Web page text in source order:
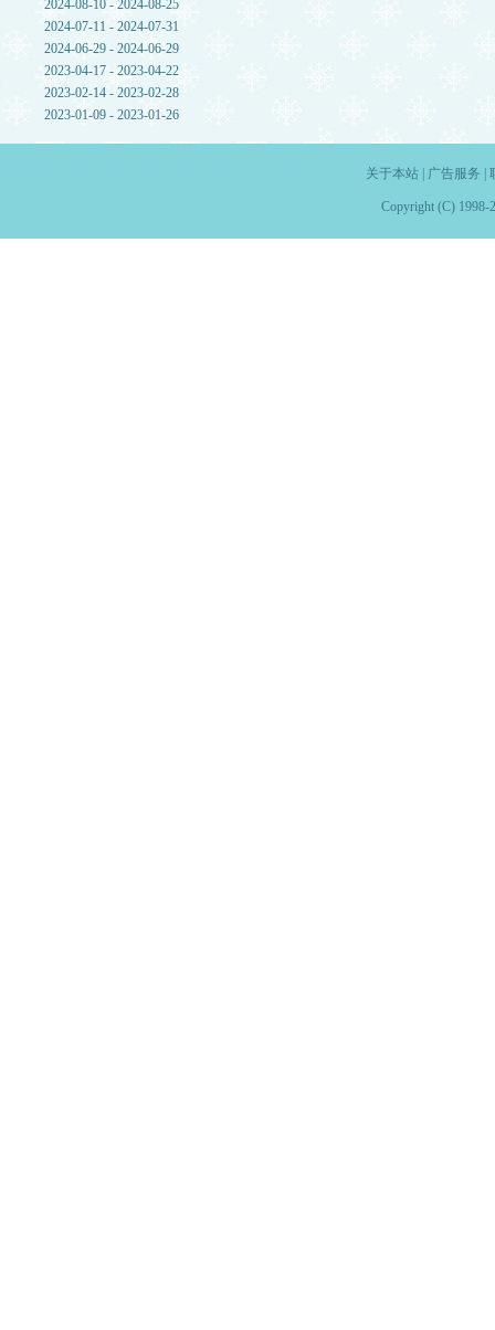
2024-08-10 - 2024-08-25
2024-07-11 - 2024-07-31
2024-06-29 - 2024-06-29
2023-04-17 - 2023-04-22
2023-02-14 - 2023-02-28
2023-01-09 - 2023-01-26
关于本站| 广告服务
Copyright (C) 1998-